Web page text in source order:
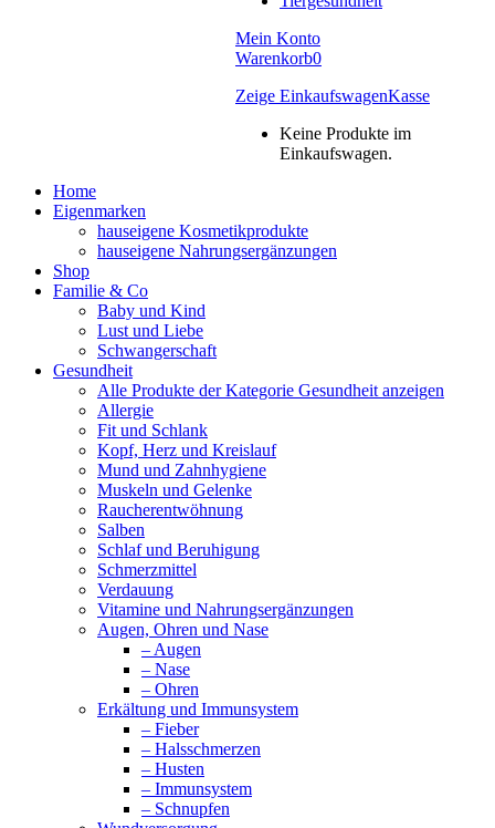
Mein Konto
Warenkorb0
Zeige EinkaufswagenKasse
Keine Produkte im
Einkaufswagen.
Home
Eigenmarken
hauseigene Kosmetikprodukte
hauseigene Nahrungsergänzungen
Shop
Familie & Co
Baby und Kind
Lust und Liebe
Schwangerschaft
Gesundheit
Alle Produkte der Kategorie Gesundheit anzeigen
Allergie
Fit und Schlank
Kopf, Herz und Kreislauf
Mund und Zahnhygiene
Muskeln und Gelenke
Raucherentwöhnung
Salben
Schlaf und Beruhigung
Schmerzmittel
Verdauung
Vitamine und Nahrungsergänzungen
Augen, Ohren und Nase
– Augen
– Nase
– Ohren
Erkältung und Immunsystem
– Fieber
– Halsschmerzen
– Husten
– Immunsystem
– Schnupfen